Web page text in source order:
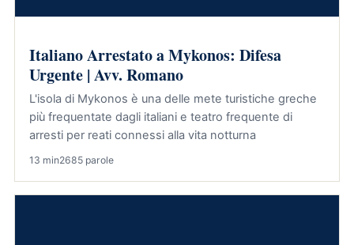
Italiano Arrestato a Mykonos: Difesa
Urgente | Avv. Romano
L'isola di Mykonos è una delle mete turistiche greche
più frequentate dagli italiani e teatro frequente di
arresti per reati connessi alla vita notturna
13 min2685 parole